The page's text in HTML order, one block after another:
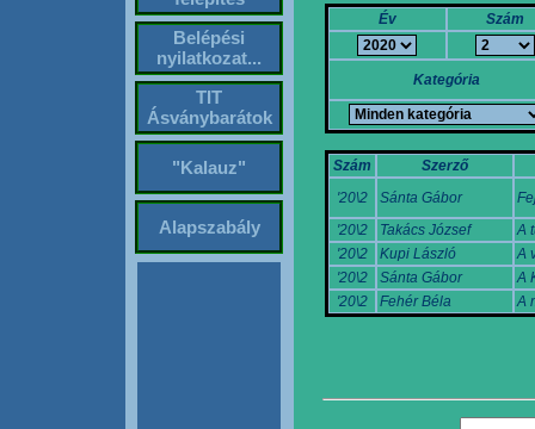
Belépési
nyilatkozat...
TIT
Ásványbarátok
"Kalauz"
Alapszabály
Év Szám
Kategória
Szám
Szerző
'20\2
Sánta Gábor
'20\2
Takács József
A
'20\2
Kupi László
A
'20\2
Sánta Gábor
A
'20\2
Fehér Béla A